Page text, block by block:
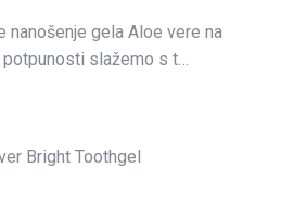
nanošenje gela Aloe vere na
slažemo s t…